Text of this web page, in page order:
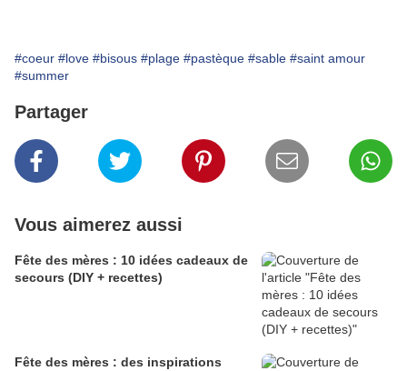
#coeur #love #bisous #plage #pastèque #sable #saint amour
#summer
Partager
Vous aimerez aussi
Fête des mères : 10 idées cadeaux de
secours (DIY + recettes)
Fête des mères : des inspirations